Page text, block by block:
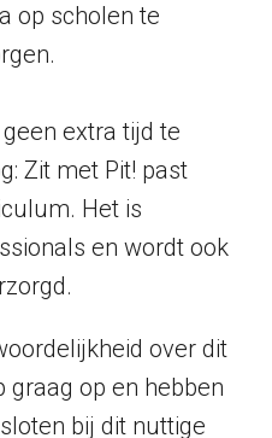
op scholen te
extra tijd te
Zit met Pit! past
Het is
en wordt ook
over dit
graag op en hebben
bij dit nuttige